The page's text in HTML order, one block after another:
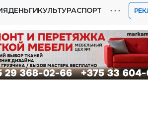
ДЕНЬГИКУЛЬТУРАСПОРТ ⋯